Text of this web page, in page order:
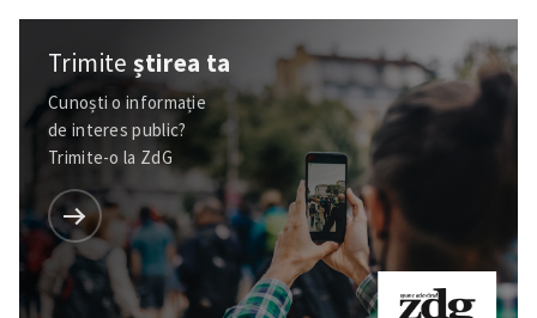
Trimiteștirea ta
Cunoști o informație
de interes public?
Trimite-o la ZdG